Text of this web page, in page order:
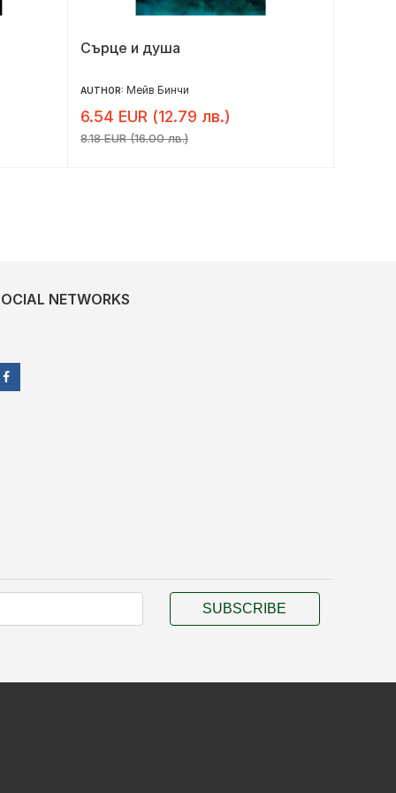
Сърце и душа
AUTHOR: Мейв Бинчи
6.54 EUR (12.79 лв.)
8.18 EUR (16.00 лв.)
NETWORKS
SUBSCRIBE